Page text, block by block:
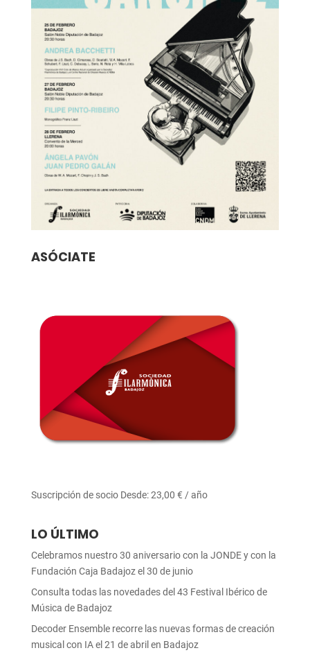
ASÓCIATE
Suscripción de socio Desde:23,00 € / año
LO ÚLTIMO
Celebramos nuestro 30 aniversario con la JONDE y con la
Fundación Caja Badajoz el 30 de junio
Consulta todas las novedades del 43 Festival Ibérico de
Música de Badajoz
Decoder Ensemble recorre las nuevas formas de creación
musical con IA el 21 de abril en Badajoz